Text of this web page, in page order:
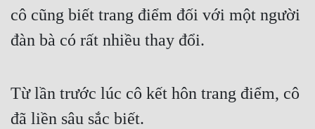
cô cũng biết trang điểm đối với một người
đàn bà có rất nhiều thay đổi.
Từ lần trước lúc cô kết hôn trang điểm, cô
đã liền sâu sắc biết.